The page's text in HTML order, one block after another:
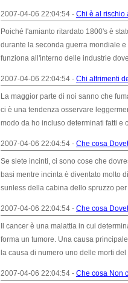
2007-04-06 22:04:54 - Chi è al rischio
Poiché l'amianto ritardato 1800's è
durante la seconda guerra mondiale
funziona all'interno delle industrie
2007-04-06 22:04:54 - Chi altrimenti
La maggior parte di noi sanno che
ci è una tendenza osservare
modo da ho incluso determinati fatti e
2007-04-06 22:04:54 - Che cosa
Se siete incinti, ci sono cose che
basi mentre incinta è diventato molto
sunless della cabina dello spruzzo
2007-04-06 22:04:54 - Che cosa
Il cancer è una malattia in cui
forma un tumore. Una causa
la causa di numero uno delle morti
2007-04-06 22:04:54 - Che cosa Non